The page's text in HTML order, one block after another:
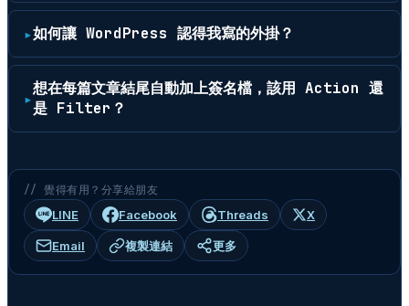
如何讓 WordPress 認得我寫的外掛？
想在每篇文章結尾自動加上簽名檔，該用 Action 還
是 Filter？
// 覺得有用？分享給朋友
LINE Facebook Threads X
Email 複製連結 更多